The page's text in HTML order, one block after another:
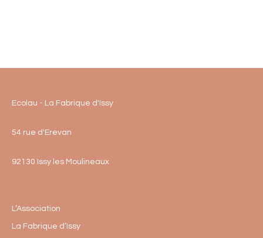
Ecolau - La Fabrique d'Issy
54 rue d'Erevan
92130 Issy les Moulineaux
L’Association
La Fabrique d’Issy